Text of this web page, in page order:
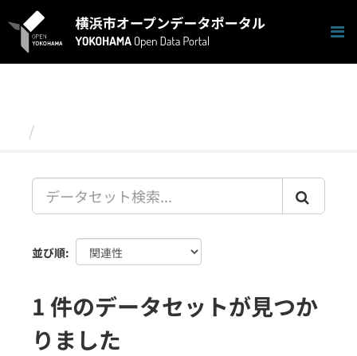
キ
並び順
1 件のデータセットが見つか
りました